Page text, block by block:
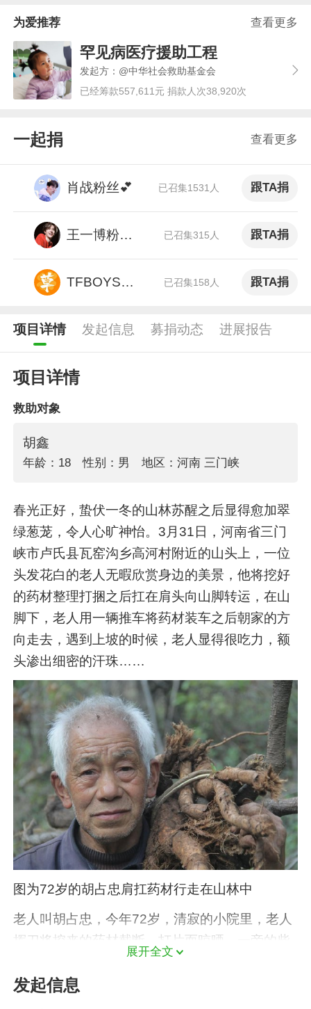
用户1649743747
Abraxasmoothie献出了爱心
吃瓜卫视
娱乐博主
风水命理陈滇宝
壮森的车库献出了爱心
汽车博主 汽车达人 好物发现官 作家
微博电视团成员 娱乐博主
查看更多
为爱推荐
罕见病医疗援助工程
发起方：@中华社会救助基金会
已经筹款557,611元 捐款人次38,920次
查看更多
一起捐
肖战粉丝💕 已召集1531人 跟TA捐
王一博粉丝影凌080 已召集315人 跟TA捐
TFBOYS粉丝 已召集158人 跟TA捐
项目详情 发起信息 募捐动态 进展报告
项目详情
救助对象
胡鑫
年龄：18 性别：男 地区：河南 三门峡
春光正好，蛰伏一冬的山林苏醒之后显得愈加翠
绿葱茏，令人心旷神怡。3月31日，河南省三门
峡市卢氏县瓦窑沟乡高河村附近的山头上，一位
头发花白的老人无暇欣赏身边的美景，他将挖好
的药材整理打捆之后扛在肩头向山脚转运，在山
脚下，老人用一辆推车将药材装车之后朝家的方
向走去，遇到上坡的时候，老人显得很吃力，额
头渗出细密的汗珠……
图为72岁的胡占忠肩扛药材行走在山林中
老人叫胡占忠，今年72岁，清寂的小院里，老人
挥刀将挖来的药材截断、打片而晾晒，一旁的柴
的口音讲述着这些药材名字和价格，“葛根2.5元
展开全文
发起信息